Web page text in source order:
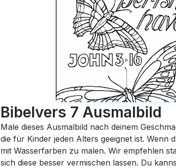
Bibelvers 7 Ausmalbild
Male dieses Ausmalbild nach deinem
die für Kinder jeden Alters geeignet ist. Wenn
mit Wasserfarben zu malen. Wir empfehlen
sich diese besser vermischen lassen. Du